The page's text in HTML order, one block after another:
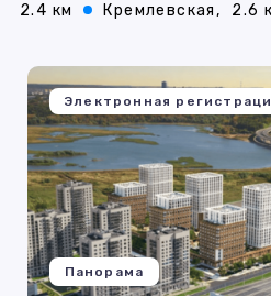
2.4 км
Кремлевская, 2.6
Электронная
Панорама